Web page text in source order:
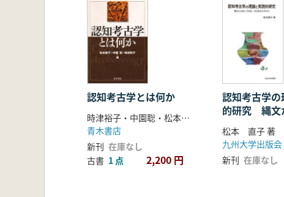
国衙工房と手工業生産(堀部 猛)
出土遺物からみた国府―土器を中心
出土文字資料からみた国府(高島英之)
第3章 国府とその周辺
国府と祭祀(篠原祐一)
国府寺と国府付属寺院をめぐって(荒
国府と古代山城(向井一雄)
国府の建築と技術伝播(海野 聡)
国府跡の保存と活用―史跡指定から
総括 古代国府をめぐる調査・研究
認知考古学とは何か
時津裕子・中園聡・松本直子 編
青木書店
新刊 在庫なし
古書 1 点 2,200 円
認知考古学
的研究 縄文
の社会・文化
セス
松本 直子 著
九州大学出版会
新刊 在庫なし